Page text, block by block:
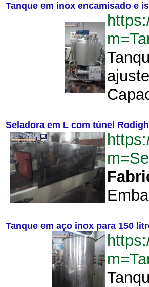
Tanque em inox encamisado e
Seladora em L com túnel
Tanque em aço inox para 150